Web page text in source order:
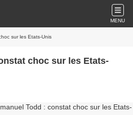
MENU
sur les Etats-Unis
choc sur les Etats-